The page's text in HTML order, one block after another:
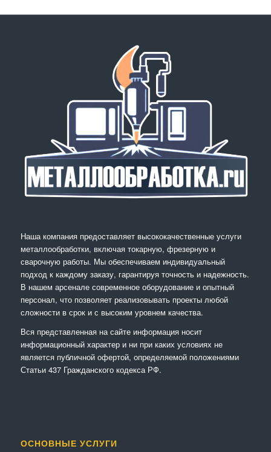
Наша компания предоставляет высококачественные услуги
металлообработки, включая токарную, фрезерную и
сварочную работы. Мы обеспечиваем индивидуальный
подход к каждому заказу, гарантируя точность и надежность.
В нашем арсенале современное оборудование и опытный
персонал, что позволяет реализовывать проекты любой
сложности в срок и с высоким уровнем качества.
Вся представленная на сайте информация носит
информационный характер и ни при каких условиях не
является публичной офертой, определяемой положениями
Статьи 437 Гражданского кодекса РФ.
ОСНОВНЫЕ УСЛУГИ